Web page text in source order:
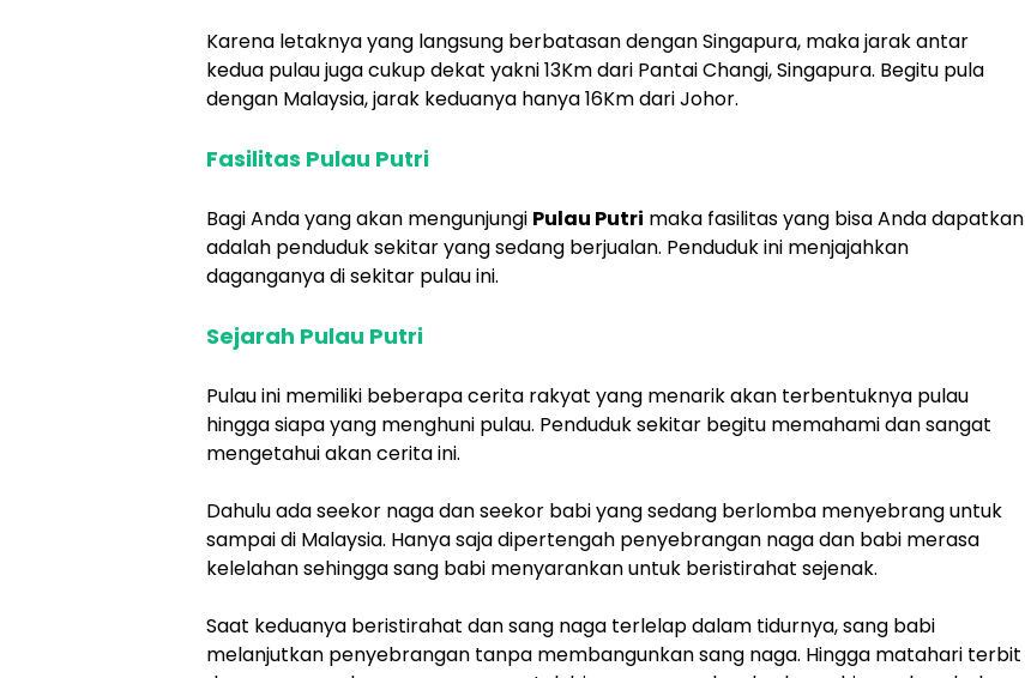
Karena letaknya yang langsung berbatasan dengan Singapura, maka jarak antar
kedua pulau juga cukup dekat yakni 13Km dari Pantai Changi, Singapura. Begitu pula
dengan Malaysia, jarak keduanya hanya 16Km dari Johor.
Fasilitas Pulau Putri
Bagi Anda yang akan mengunjungi Pulau Putri maka fasilitas yang bisa Anda dapatkan
adalah penduduk sekitar yang sedang berjualan. Penduduk ini menjajahkan
daganganya di sekitar pulau ini.
Sejarah Pulau Putri
Pulau ini memiliki beberapa cerita rakyat yang menarik akan terbentuknya pulau
hingga siapa yang menghuni pulau. Penduduk sekitar begitu memahami dan sangat
mengetahui akan cerita ini.
Dahulu ada seekor naga dan seekor babi yang sedang berlomba menyebrang untuk
sampai di Malaysia. Hanya saja dipertengah penyebrangan naga dan babi merasa
kelelahan sehingga sang babi menyarankan untuk beristirahat sejenak.
Saat keduanya beristirahat dan sang naga terlelap dalam tidurnya, sang babi
melanjutkan penyebrangan tanpa membangunkan sang naga. Hingga matahari terbit